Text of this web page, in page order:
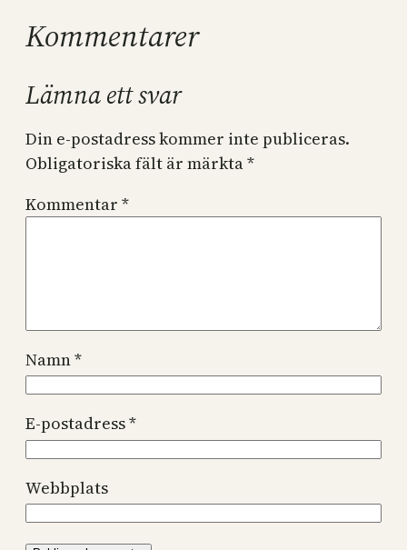
Kommentarer
Lämna ett svar
Din e-postadress kommer inte publiceras.
Obligatoriska fält är märkta*
Kommentar *
Namn*
E-postadress*
Webbplats